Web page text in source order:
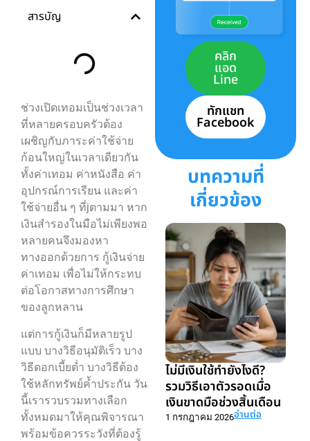
สารบัญ
ช่วงเปิดเทอมเป็นช่วงเวลา
ที่หลายครอบครัวต้อง
เผชิญกับภาระค่าใช้จ่าย
ก้อนใหญ่ในเวลาเดียวกัน
ทั้งค่าเทอม ค่าหนังสือ ค่า
อุปกรณ์การเรียน และค่า
ใช้จ่ายอื่น ๆ ที่jตามมา หาก
เงินสำรองในมือไม่เพียงพอ
หลายคนจึงมองหา
ทางออกด้วยการ กู้เงินจ่าย
ค่าเทอม เพื่อไม่ให้กระทบ
ต่อโอกาสทางการศึกษา
ของลูกหลาน
แต่การกู้เงินก็มีหลายรูป
แบบ บางวิธีอนุมัติเร็ว บาง
วิธีดอกเบี้ยต่ำ บางวิธีต้อง
ใช้หลักทรัพย์ค้ำประกัน วัน
นี้เรารวบรวมทางเลือก
ทั้งหมดมาให้คุณพิจารณา
พร้อมข้อควรระวังที่ต้องรู้
คลิก
แอด
Line
ทักแชท
Facebook
บทความที่
เกี่ยวข้อง
ไม่มีเงินใช้ทำยังไงดี?
รวมวิธีเอาตัวรอดเมื่อ
เงินขาดมือช่วงสิ้นเดือน
1 กรกฎาคม 2026อ่านต่อ